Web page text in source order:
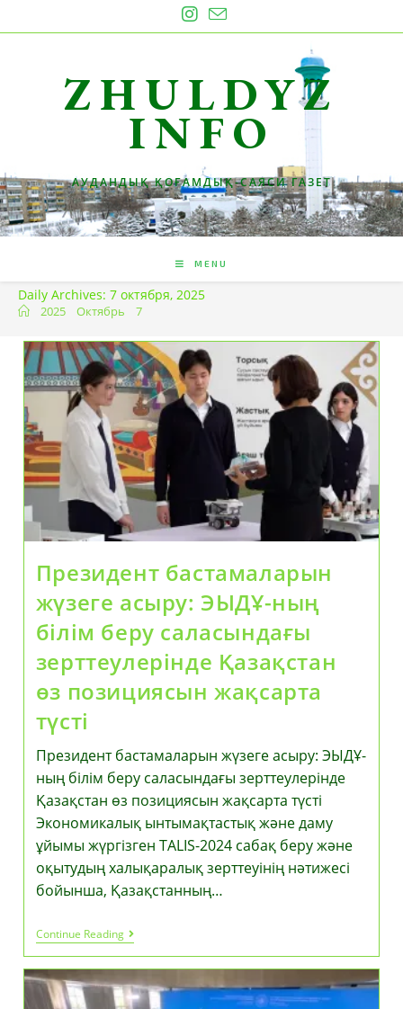
to
ZHULDYZ
INFO
АУДАНДЫҚ ҚОҒАМДЫҚ-САЯСИ ГАЗЕТ
MENU
Daily Archives: 7 октября, 2025
2025 Октябрь 7
Президент бастамаларын
жүзеге асыру: ЭЫДҰ-ның
білім беру саласындағы
зерттеулерінде Қазақстан
өз позициясын жақсарта
түсті
Президент бастамаларын жүзеге асыру: ЭЫДҰ-
ның білім беру саласындағы зерттеулерінде
Қазақстан өз позициясын жақсарта түсті
Экономикалық ынтымақтастық және даму
ұйымы жүргізген TALIS-2024 сабақ беру және
оқытудың халықаралық зерттеуінің нәтижесі
бойынша, Қазақстанның…
Continue ReadingПрезидент
Бастамаларын
Жүзеге
Асыру:
ЭЫДҰ-
Ның